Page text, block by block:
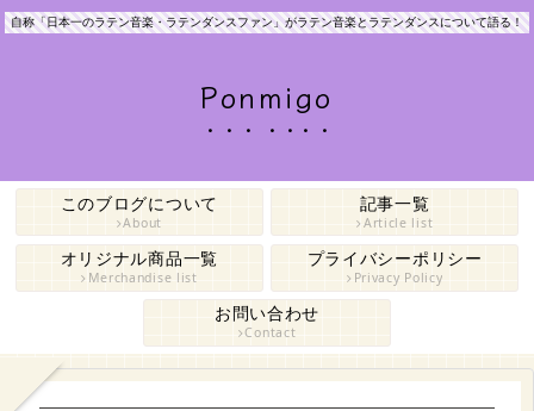
自称「日本一のラテン音楽・ラテンダンスファン」がラテン音楽とラテンダンスについて語る！
Ponmigo
このブログについて
About
記事一覧
Article list
オリジナル商品一覧
Merchandise list
プライバシーポリシー
Privacy Policy
お問い合わせ
Contact